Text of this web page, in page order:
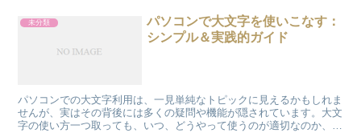
未分類
パソコンで大文字を使いこなす：
シンプル＆実践的ガイド
パソコンでの大文字利用は、一見単純なトピックに見えるかもしれま
せんが、実はその背後には多くの疑問や機能が隠されています。大文
字の使い方一つ取っても、いつ、どうやって使うのが適切なのか、ま